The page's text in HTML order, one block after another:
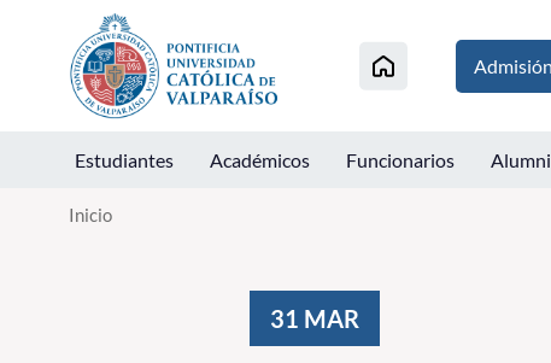
Click acá para ir directamente al contenido
Admisión
Estudiantes Académicos Funcionarios Alumni
Inicio
31 MAR